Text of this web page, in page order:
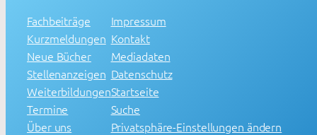
Fachbeiträge
Kurzmeldungen
Neue Bücher
Stellenanzeigen
Weiterbildungen
Termine
Über uns
Impressum
Kontakt
Mediadaten
Datenschutz
Startseite
Suche
Privatsphäre-Einstellungen ändern